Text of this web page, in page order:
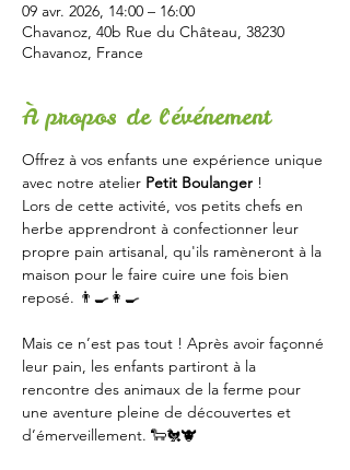
09 avr. 2026, 14:00 – 16:00
Chavanoz, 40b Rue du Château, 38230
Chavanoz, France
À propos de l'événement
Offrez à vos enfants une expérience unique
avec notre atelier Petit Boulanger !
Lors de cette activité, vos petits chefs en
herbe apprendront à confectionner leur
propre pain artisanal, qu'ils ramèneront à la
maison pour le faire cuire une fois bien
reposé. 👨‍🍳👩‍🍳
Mais ce n’est pas tout ! Après avoir façonné
leur pain, les enfants partiront à la
rencontre des animaux de la ferme pour
une aventure pleine de découvertes et
d’émerveillement. 🐑🐔🐮